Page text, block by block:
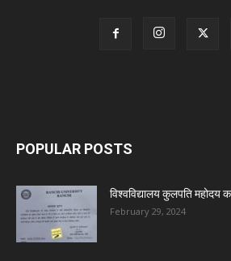
POPULAR POSTS
विश्वविद्यालय कुलपति महोदय
February 29, 2024